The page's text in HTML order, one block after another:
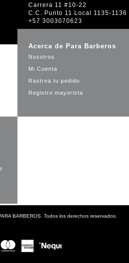
Carrera 11 #10-22
C.C. Punto 11 Local 1135-1136
+57 3003070623
Acerca de Para Barberos
Nosotros
Mi Cuenta
Rastrea tu pedido
Registro mayorista
BARBEROS. Todos los derechos reservados.